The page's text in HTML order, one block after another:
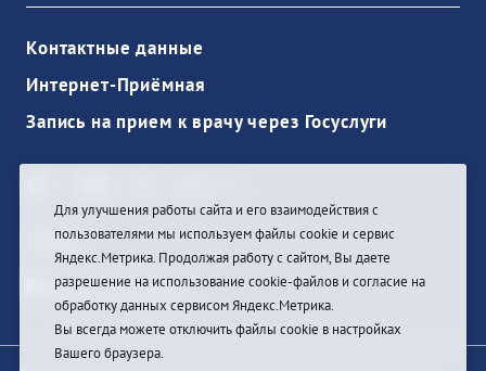
Контактные данные
Интернет-Приёмная
Запись на прием к врачу через Госуслуги
Войти
Для улучшения работы сайта и его взаимодействия с
пользователями мы используем файлы cookie и сервис
Яндекс.Метрика. Продолжая работу с сайтом, Вы даете
разрешение на использование cookie-файлов и согласие на
обработку данных сервисом Яндекс.Метрика.
Вы всегда можете отключить файлы cookie в настройках
Вашего браузера.